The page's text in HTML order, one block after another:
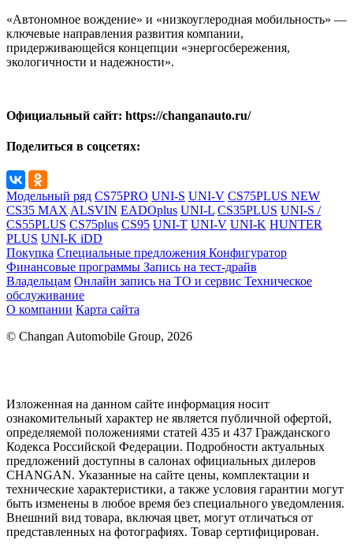
«Автономное вождение» и «низкоуглеродная мобильность» —
ключевые направления развития компании,
придерживающейся концепции «энергосбережения,
экологичности и надежности».
Официальный сайт: https://changanauto.ru/
Поделиться в соцсетях:
Модельный ряд CS75PRO UNI-S UNI-V CS75PLUS NEW
CS35 MAX ALSVIN EADOplus UNI-L CS35PLUS UNI-S /
CS55PLUS CS75plus CS95 UNI-T UNI-V UNI-K HUNTER
PLUS UNI-K iDD
Покупка Специальные предложения Конфигуратор
Финансовые программы Запись на тест-драйв
Владельцам Онлайн запись на ТО и сервис Техническое
обслуживание
О компании Карта сайта
© Changan Automobile Group, 2026
Изложенная на данном сайте информация носит
ознакомительный характер не является публичной офертой,
определяемой положениями статей 435 и 437 Гражданского
Кодекса Российской Федерации. Подробности актуальных
предложений доступны в салонах официальных дилеров
CHANGAN. Указанные на сайте цены, комплектации и
технические характеристики, а также условия гарантии могут
быть изменены в любое время без специального уведомления.
Внешний вид товара, включая цвет, могут отличаться от
представленных на фотографиях. Товар сертифицирован.